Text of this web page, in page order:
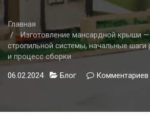
Главная
Изготовление мансардной крыши —
стропильной системы, начальные шаги
и процесс сборки
06.02.2024 Блог Комментариев